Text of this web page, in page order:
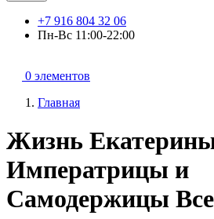
+7 916 804 32 06
Пн-Вс 11:00-22:00
0 элементов
Главная
Жизнь
Императрицы и
Самодержицы